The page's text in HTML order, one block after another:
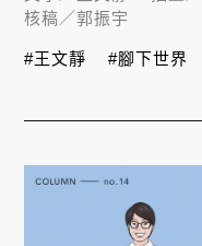
核稿／郭振宇
#王文靜 #腳下世界